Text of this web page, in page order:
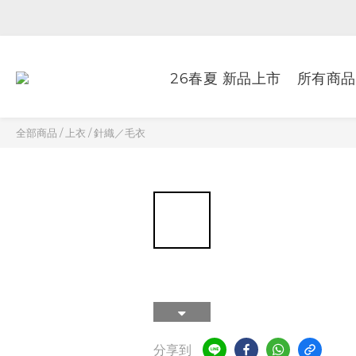
26春夏 新品上市 所有商品
全部商品 / 上衣 /針織／毛衣
分享到